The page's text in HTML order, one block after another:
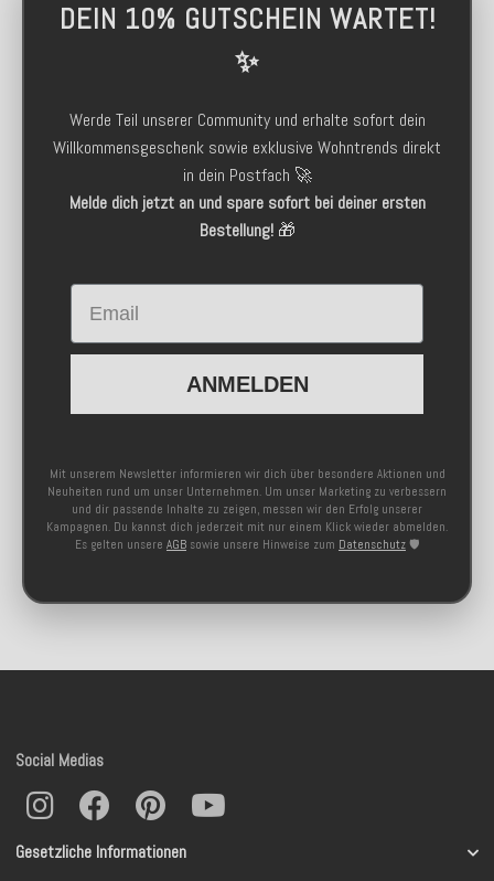
DEIN 10% GUTSCHEIN WARTET!
✨
Werde Teil unserer Community und erhalte sofort dein
Willkommensgeschenk sowie exklusive Wohntrends direkt
in dein Postfach 🚀
Melde dich jetzt an und spare sofort bei deiner ersten
Bestellung!🎁
Email
ANMELDEN
Mit unserem Newsletter informieren wir dich über besondere Aktionen und
Neuheiten rund um unser Unternehmen. Um unser Marketing zu verbessern
und dir passende Inhalte zu zeigen, messen wir den Erfolg unserer
Kampagnen. Du kannst dich jederzeit mit nur einem Klick wieder abmelden.
Es gelten unsere AGB sowie unsere Hinweise zum Datenschutz 🛡️
Gesetzliche Informationen
Social Medias